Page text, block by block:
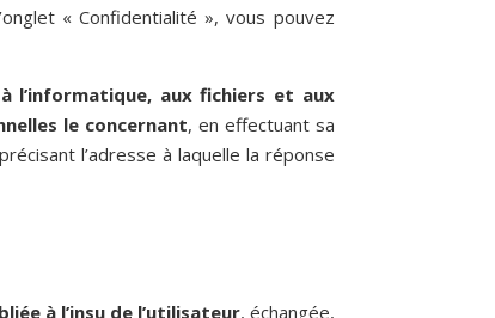
« Confidentialité », vous pouvez
l’informatique, aux fichiers et aux
le concernant, en effectuant sa
l’adresse à laquelle la réponse
à l’insu de l’utilisateur, échangée,